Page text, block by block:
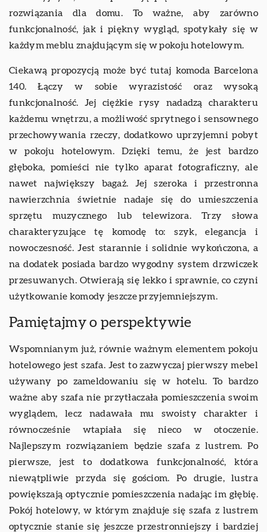
rozwiązania dla domu. To ważne, aby zarówno
funkcjonalność, jak i piękny wygląd, spotykały się w
każdym meblu znajdującym się w pokoju hotelowym.
Ciekawą propozycją może być tutaj komoda Barcelona
140. Łączy w sobie wyrazistość oraz wysoką
funkcjonalność. Jej ciężkie rysy nadadzą charakteru
każdemu wnętrzu, a możliwość sprytnego i sensownego
przechowywania rzeczy, dodatkowo uprzyjemni pobyt
w pokoju hotelowym. Dzięki temu, że jest bardzo
głęboka, pomieści nie tylko aparat fotograficzny, ale
nawet największy bagaż. Jej szeroka i przestronna
nawierzchnia świetnie nadaje się do umieszczenia
sprzętu muzycznego lub telewizora. Trzy słowa
charakteryzujące tę komodę to: szyk, elegancja i
nowoczesność. Jest starannie i solidnie wykończona, a
na dodatek posiada bardzo wygodny system drzwiczek
przesuwanych. Otwierają się lekko i sprawnie, co czyni
użytkowanie komody jeszcze przyjemniejszym.
Pamiętajmy o perspektywie
Wspomnianym już, równie ważnym elementem pokoju
hotelowego jest szafa. Jest to zazwyczaj pierwszy mebel
używany po zameldowaniu się w hotelu. To bardzo
ważne aby szafa nie przytłaczała pomieszczenia swoim
wyglądem, lecz nadawała mu swoisty charakter i
równocześnie wtapiała się nieco w otoczenie.
Najlepszym rozwiązaniem będzie szafa z lustrem. Po
pierwsze, jest to dodatkowa funkcjonalność, która
niewątpliwie przyda się gościom. Po drugie, lustra
powiększają optycznie pomieszczenia nadając im głębię.
Pokój hotelowy, w którym znajduje się szafa z lustrem
optycznie stanie się jeszcze przestronniejszy i bardziej